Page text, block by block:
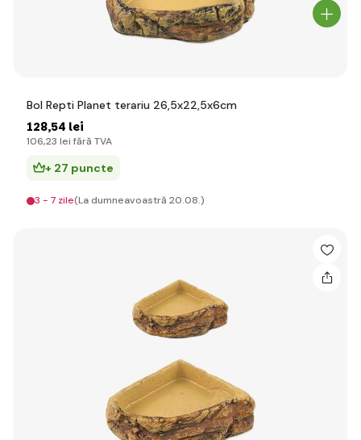
Bol Repti Planet terariu 26,5x22,5x6cm
128,54 lei
106,23 lei fără TVA
+ 27 puncte
3 - 7 zile(La dumneavoastră 20.08.)